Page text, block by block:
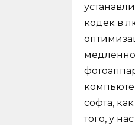
кодек в
софта,
того, у